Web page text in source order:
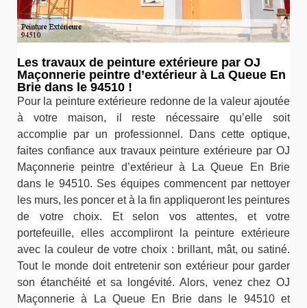
Les travaux de peinture extérieure par OJ
Maçonnerie peintre d’extérieur à La Queue En
Brie dans le 94510 !
Pour la peinture extérieure redonne de la valeur ajoutée
à votre maison, il reste nécessaire qu’elle soit
accomplie par un professionnel. Dans cette optique,
faites confiance aux travaux peinture extérieure par OJ
Maçonnerie peintre d’extérieur à La Queue En Brie
dans le 94510. Ses équipes commencent par nettoyer
les murs, les poncer et à la fin appliqueront les peintures
de votre choix. Et selon vos attentes, et votre
portefeuille, elles accompliront la peinture extérieure
avec la couleur de votre choix : brillant, mât, ou satiné.
Tout le monde doit entretenir son extérieur pour garder
son étanchéité et sa longévité. Alors, venez chez OJ
Maçonnerie à La Queue En Brie dans le 94510 et